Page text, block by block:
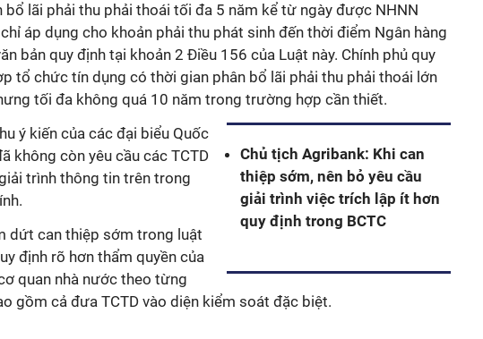
bổ lãi phải thu phải thoái tối đa 5 năm kể từ ngày được NHNN
áp dụng cho khoản phải thu phát sinh đến thời điểm Ngân hàng
bản quy định tại khoản 2 Điều 156 của Luật này. Chính phủ quy
tổ chức tín dụng có thời gian phân bổ lãi phải thu phải thoái lớn
tối đa không quá 10 năm trong trường hợp cần thiết.
Chủ tịch Agribank: Khi can
thiệp sớm, nên bỏ yêu cầu
giải trình việc trích lập ít hơn
quy định trong BCTC
ý kiến của các đại biểu Quốc
không còn yêu cầu các TCTD
trình thông tin trên trong
dứt can thiệp sớm trong luật
định rõ hơn thẩm quyền của
quan nhà nước theo từng
gồm cả đưa TCTD vào diện kiểm soát đặc biệt.